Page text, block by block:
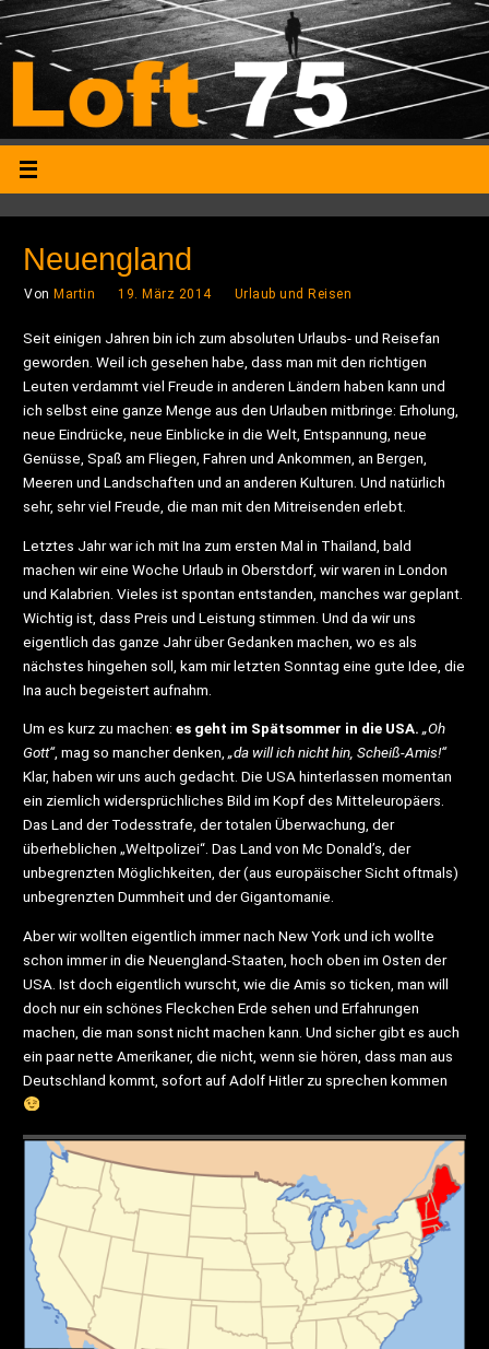
Neuengland
Von Martin 19. März 2014 Urlaub und Reisen
Seit einigen Jahren bin ich zum absoluten Urlaubs- und Reisefan
geworden. Weil ich gesehen habe, dass man mit den richtigen
Leuten verdammt viel Freude in anderen Ländern haben kann und
ich selbst eine ganze Menge aus den Urlauben mitbringe: Erholung,
neue Eindrücke, neue Einblicke in die Welt, Entspannung, neue
Genüsse, Spaß am Fliegen, Fahren und Ankommen, an Bergen,
Meeren und Landschaften und an anderen Kulturen. Und natürlich
sehr, sehr viel Freude, die man mit den Mitreisenden erlebt.
Letztes Jahr war ich mit Ina zum ersten Mal in Thailand, bald
machen wir eine Woche Urlaub in Oberstdorf, wir waren in London
und Kalabrien. Vieles ist spontan entstanden, manches war geplant.
Wichtig ist, dass Preis und Leistung stimmen. Und da wir uns
eigentlich das ganze Jahr über Gedanken machen, wo es als
nächstes hingehen soll, kam mir letzten Sonntag eine gute Idee, die
Ina auch begeistert aufnahm.
Um es kurz zu machen:es geht im Spätsommer in die USA. „Oh
Gott“, mag so mancher denken,„da will ich nicht hin, Scheiß-Amis!“
Klar, haben wir uns auch gedacht. Die USA hinterlassen momentan
ein ziemlich widersprüchliches Bild im Kopf des Mitteleuropäers.
Das Land der Todesstrafe, der totalen Überwachung, der
überheblichen „Weltpolizei“. Das Land von Mc Donald’s, der
unbegrenzten Möglichkeiten, der (aus europäischer Sicht oftmals)
unbegrenzten Dummheit und der Gigantomanie.
Aber wir wollten eigentlich immer nach New York und ich wollte
schon immer in die Neuengland-Staaten, hoch oben im Osten der
USA. Ist doch eigentlich wurscht, wie die Amis so ticken, man will
doch nur ein schönes Fleckchen Erde sehen und Erfahrungen
machen, die man sonst nicht machen kann. Und sicher gibt es auch
ein paar nette Amerikaner, die nicht, wenn sie hören, dass man aus
Deutschland kommt, sofort auf Adolf Hitler zu sprechen kommen